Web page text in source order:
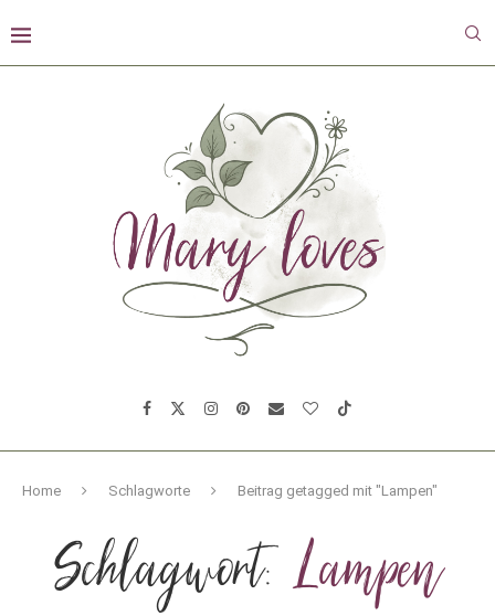
Home Schlagworte Beitrag getagged mit "Lampen"
Schlagwort:Lampen